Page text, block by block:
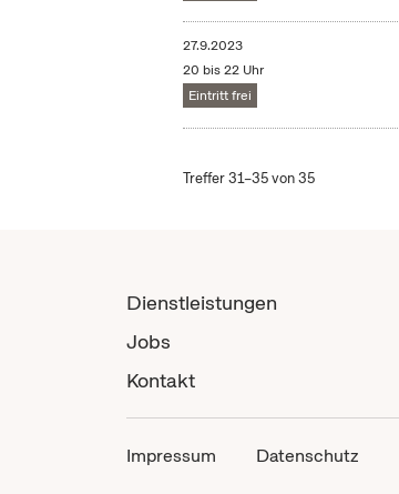
27.9.2023
20 bis 22 Uhr
Eintritt frei
Treffer 31–35 von 35
Dienstleistungen
Jobs
Kontakt
Impressum Datenschutz